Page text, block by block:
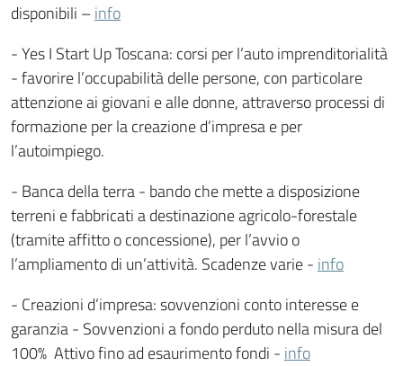
disponibili –info
- Yes I Start Up Toscana: corsi per l’auto imprenditorialità
- favorire l’occupabilità delle persone, con particolare
attenzione ai giovani e alle donne, attraverso processi di
formazione per la creazione d’impresa e per
l’autoimpiego.
- Banca della terra - bando che mette a disposizione
terreni e fabbricati a destinazione agricolo-forestale
(tramite affitto o concessione), per l’avvio o
l’ampliamento di un’attività. Scadenze varie - info
- Creazioni d’impresa: sovvenzioni conto interesse e
garanzia - Sovvenzioni a fondo perduto nella misura del
100% Attivo fino ad esaurimento fondi - info